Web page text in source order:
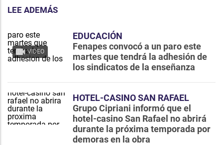
LEE ADEMÁS
VIDEO
EDUCACIÓN
Fenapes convocó a un paro este
martes que tendrá la adhesión de
los sindicatos de la enseñanza
HOTEL-CASINO SAN RAFAEL
Grupo Cipriani informó que el
hotel-casino San Rafael no abrirá
durante la próxima temporada por
demoras en la obra